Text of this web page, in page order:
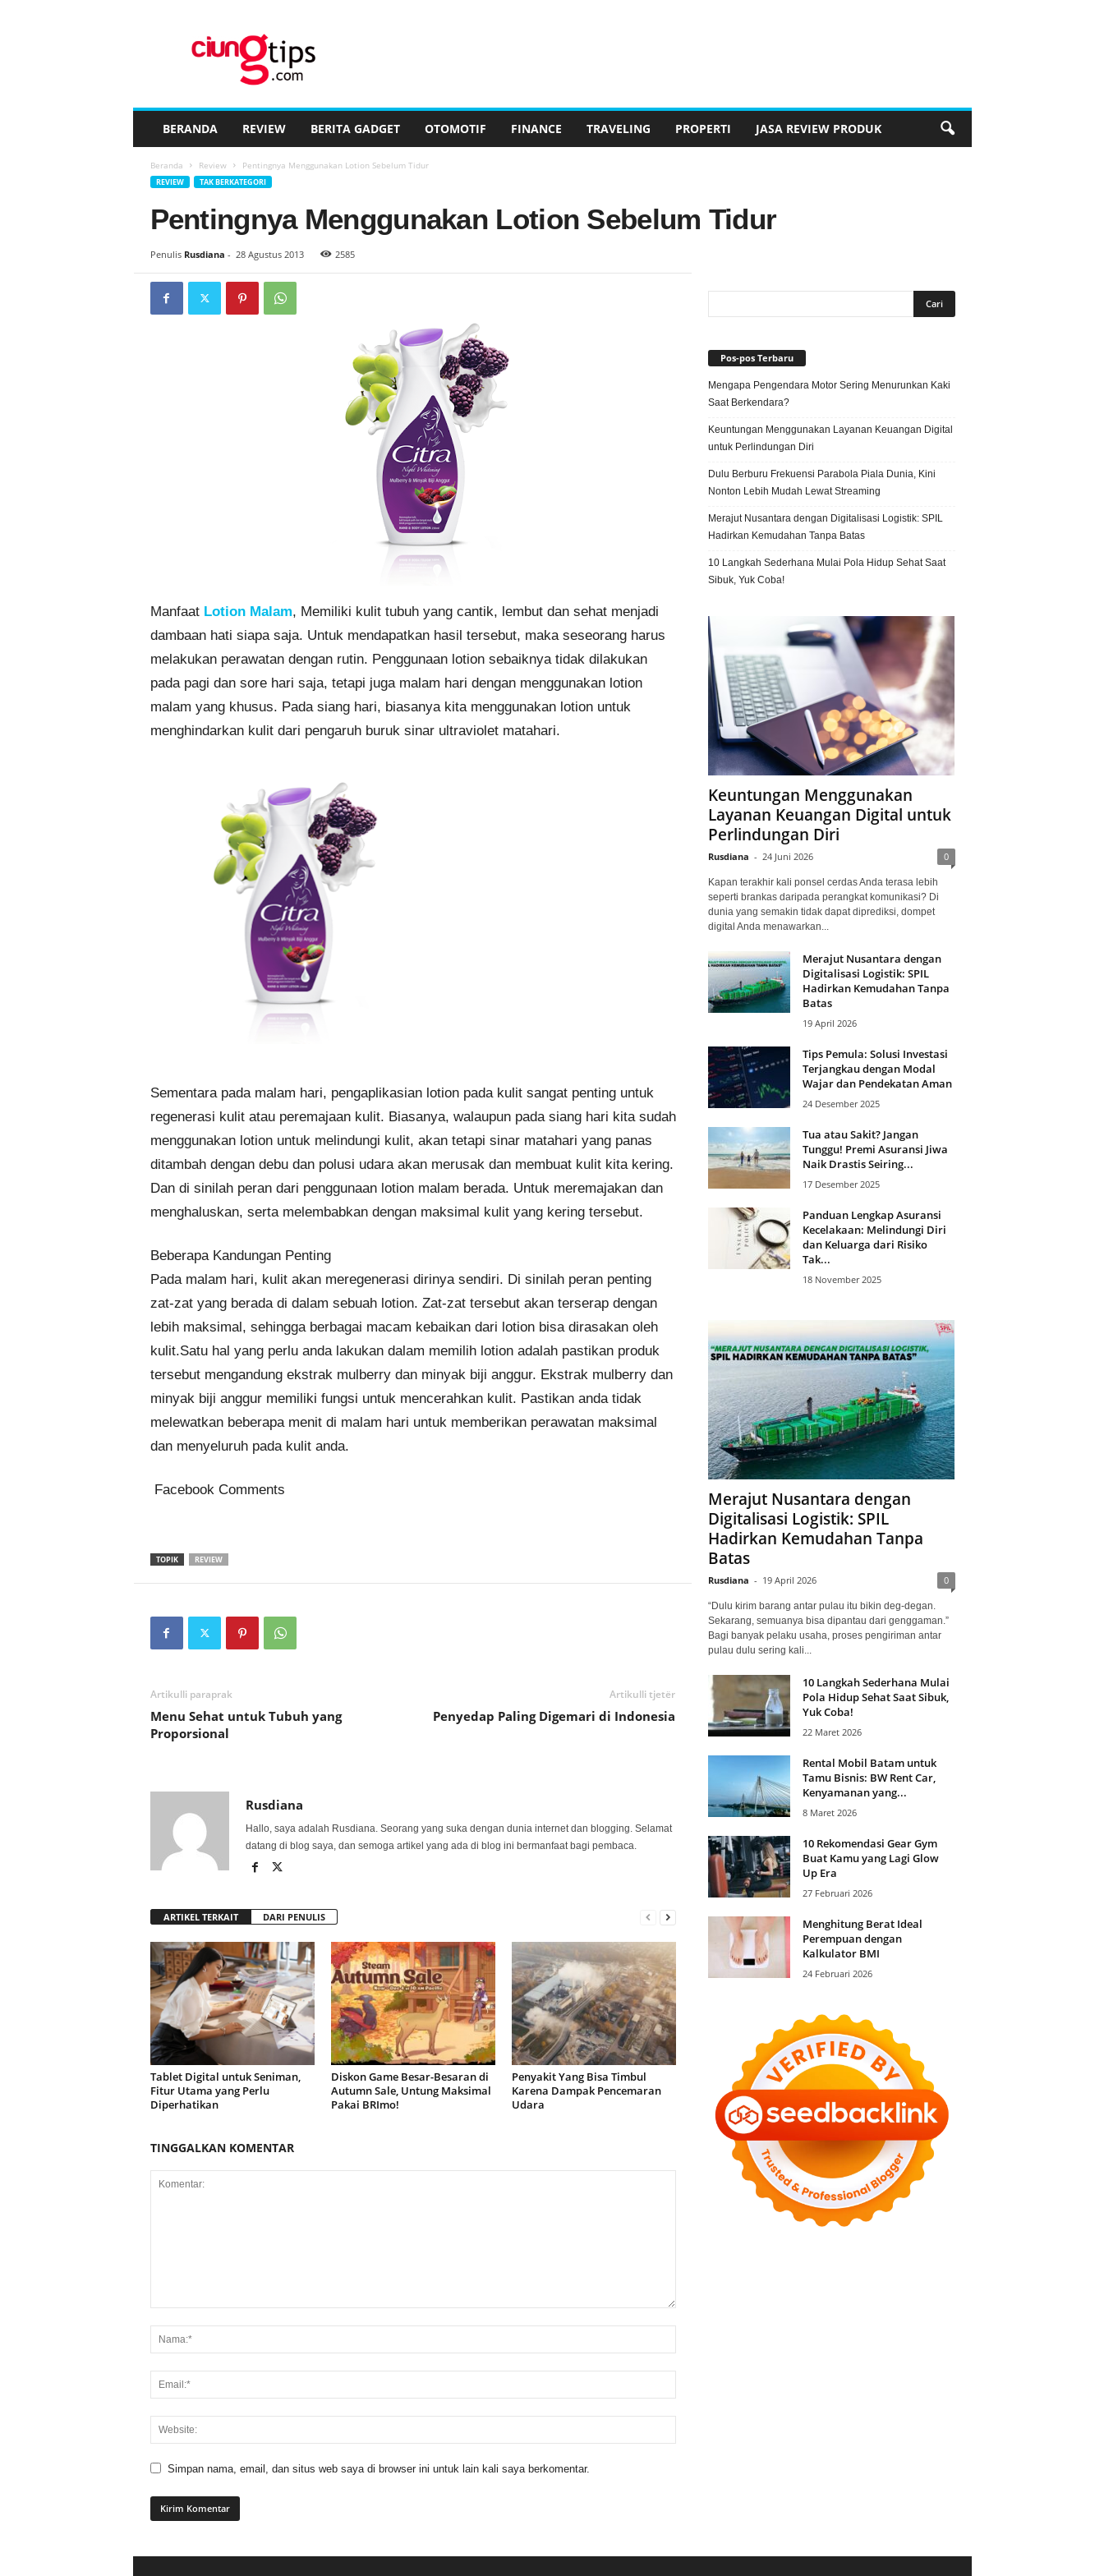
BERANDA REVIEW BERITA GADGET OTOMOTIF FINANCE TRAVELING PROPERTI JASA REVIEW PRODUK
Beranda Review Pentingnya Menggunakan Lotion Sebelum Tidur
REVIEW TAK BERKATEGORI
Pentingnya Menggunakan Lotion Sebelum Tidur
Penulis Rusdiana - 28 Agustus 2013 2585
Manfaat Lotion Malam, Memiliki kulit tubuh yang cantik, lembut dan sehat menjadi
dambaan hati siapa saja. Untuk mendapatkan hasil tersebut, maka seseorang harus
melakukan perawatan dengan rutin. Penggunaan lotion sebaiknya tidak dilakukan
pada pagi dan sore hari saja, tetapi juga malam hari dengan menggunakan lotion
malam yang khusus. Pada siang hari, biasanya kita menggunakan lotion untuk
menghindarkan kulit dari pengaruh buruk sinar ultraviolet matahari.
Sementara pada malam hari, pengaplikasian lotion pada kulit sangat penting untuk
regenerasi kulit atau peremajaan kulit. Biasanya, walaupun pada siang hari kita sudah
menggunakan lotion untuk melindungi kulit, akan tetapi sinar matahari yang panas
ditambah dengan debu dan polusi udara akan merusak dan membuat kulit kita kering.
Dan di sinilah peran dari penggunaan lotion malam berada. Untuk meremajakan dan
menghaluskan, serta melembabkan dengan maksimal kulit yang kering tersebut.
Beberapa Kandungan Penting
Pada malam hari, kulit akan meregenerasi dirinya sendiri. Di sinilah peran penting
zat-zat yang berada di dalam sebuah lotion. Zat-zat tersebut akan terserap dengan
lebih maksimal, sehingga berbagai macam kebaikan dari lotion bisa dirasakan oleh
kulit.Satu hal yang perlu anda lakukan dalam memilih lotion adalah pastikan produk
tersebut mengandung ekstrak mulberry dan minyak biji anggur. Ekstrak mulberry dan
minyak biji anggur memiliki fungsi untuk mencerahkan kulit. Pastikan anda tidak
melewatkan beberapa menit di malam hari untuk memberikan perawatan maksimal
dan menyeluruh pada kulit anda.
Facebook Comments
TOPIK REVIEW
Artikulli paraprak
Menu Sehat untuk Tubuh yang
Proporsional
Artikulli tjetër
Penyedap Paling Digemari di Indonesia
Rusdiana
Hallo, saya adalah Rusdiana. Seorang yang suka dengan dunia internet dan blogging. Selamat
datang di blog saya, dan semoga artikel yang ada di blog ini bermanfaat bagi pembaca.
ARTIKEL TERKAIT DARI PENULIS
Tablet Digital untuk Seniman,
Fitur Utama yang Perlu
Diperhatikan
Diskon Game Besar-Besaran di
Autumn Sale, Untung Maksimal
Pakai BRImo!
Penyakit Yang Bisa Timbul
Karena Dampak Pencemaran
Udara
TINGGALKAN KOMENTAR
Simpan nama, email, dan situs web saya di browser ini untuk lain kali saya berkomentar.
Pos-pos Terbaru
Mengapa Pengendara Motor Sering Menurunkan Kaki
Saat Berkendara?
Keuntungan Menggunakan Layanan Keuangan Digital
untuk Perlindungan Diri
Dulu Berburu Frekuensi Parabola Piala Dunia, Kini
Nonton Lebih Mudah Lewat Streaming
Merajut Nusantara dengan Digitalisasi Logistik: SPIL
Hadirkan Kemudahan Tanpa Batas
10 Langkah Sederhana Mulai Pola Hidup Sehat Saat
Sibuk, Yuk Coba!
Keuntungan Menggunakan
Layanan Keuangan Digital untuk
Perlindungan Diri
Rusdiana - 24 Juni 2026 0
Kapan terakhir kali ponsel cerdas Anda terasa lebih
seperti brankas daripada perangkat komunikasi? Di
dunia yang semakin tidak dapat diprediksi, dompet
digital Anda menawarkan...
Merajut Nusantara dengan
Digitalisasi Logistik: SPIL
Hadirkan Kemudahan Tanpa
Batas
19 April 2026
Tips Pemula: Solusi Investasi
Terjangkau dengan Modal
Wajar dan Pendekatan Aman
24 Desember 2025
Tua atau Sakit? Jangan
Tunggu! Premi Asuransi Jiwa
Naik Drastis Seiring...
17 Desember 2025
Panduan Lengkap Asuransi
Kecelakaan: Melindungi Diri
dan Keluarga dari Risiko
Tak...
18 November 2025
Merajut Nusantara dengan
Digitalisasi Logistik: SPIL
Hadirkan Kemudahan Tanpa
Batas
Rusdiana - 19 April 2026 0
“Dulu kirim barang antar pulau itu bikin deg-degan.
Sekarang, semuanya bisa dipantau dari genggaman.”
Bagi banyak pelaku usaha, proses pengiriman antar
pulau dulu sering kali...
10 Langkah Sederhana Mulai
Pola Hidup Sehat Saat Sibuk,
Yuk Coba!
22 Maret 2026
Rental Mobil Batam untuk
Tamu Bisnis: BW Rent Car,
Kenyamanan yang...
8 Maret 2026
10 Rekomendasi Gear Gym
Buat Kamu yang Lagi Glow
Up Era
27 Februari 2026
Menghitung Berat Ideal
Perempuan dengan
Kalkulator BMI
24 Februari 2026